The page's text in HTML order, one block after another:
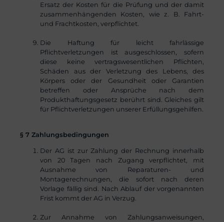
Ersatz der Kosten für die Prüfung und der damit
zusammenhängenden Kosten, wie z. B. Fahrt-
und Frachtkosten, verpflichtet.
Die Haftung für leicht fahrlässige
Pflichtverletzungen ist ausgeschlossen, sofern
diese keine vertragswesentlichen Pflichten,
Schäden aus der Verletzung des Lebens, des
Körpers oder der Gesundheit oder Garantien
betreffen oder Ansprüche nach dem
Produkthaftungsgesetz berührt sind. Gleiches gilt
für Pflichtverletzungen unserer Erfüllungsgehilfen.
§ 7 Zahlungsbedingungen
Der AG ist zur Zahlung der Rechnung innerhalb
von 20 Tagen nach Zugang verpflichtet, mit
Ausnahme von Reparaturen- und
Montagerechnungen, die sofort nach deren
Vorlage fällig sind. Nach Ablauf der vorgenannten
Frist kommt der AG in Verzug.
Zur Annahme von Zahlungsanweisungen,